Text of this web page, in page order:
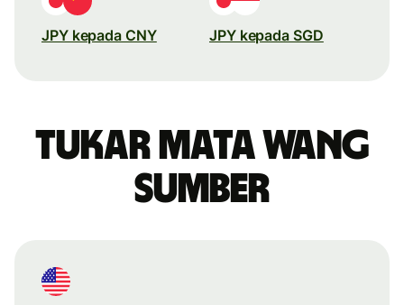
JPY kepada CNY JPY kepada SGD
Tukar mata wang
sumber